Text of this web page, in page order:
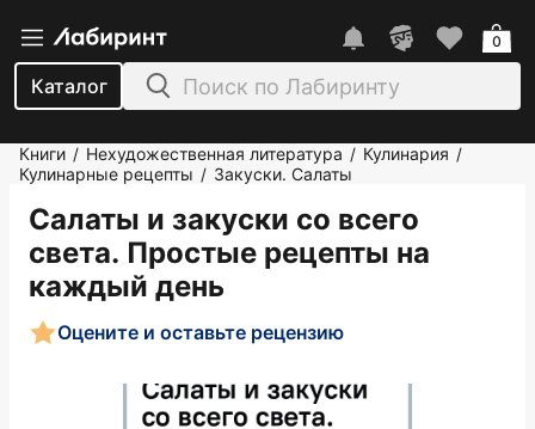
Каталог
0
Книги / Нехудожественная литература / Кулинария /
Кулинарные рецепты / Закуски. Салаты
Салаты и закуски со всего
света. Простые рецепты на
каждый день
Оцените и оставьте рецензию